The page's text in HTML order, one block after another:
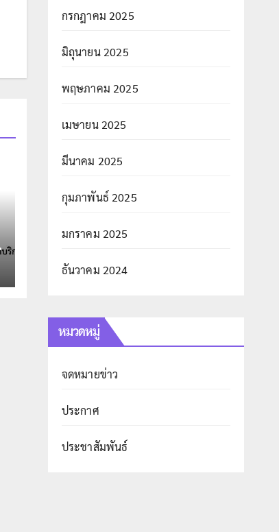
กรกฎาคม 2025
มิถุนายน 2025
พฤษภาคม 2025
เมษายน 2025
มีนาคม 2025
กุมภาพันธ์ 2025
มกราคม 2025
ธันวาคม 2024
หมวดหมู่
จดหมายข่าว
ประกาศ
ประชาสัมพันธ์